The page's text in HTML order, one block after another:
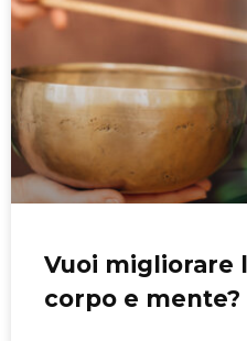
Vuoi migliorare
corpo e mente?